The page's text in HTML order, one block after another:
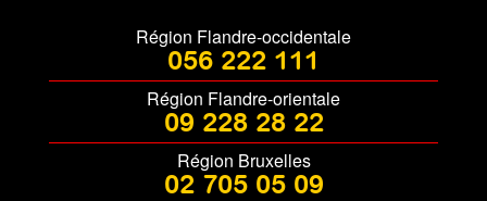
Région Flandre-occidentale
056 222 111
Région Flandre-orientale
09 228 28 22
Région Bruxelles
02 705 05 09